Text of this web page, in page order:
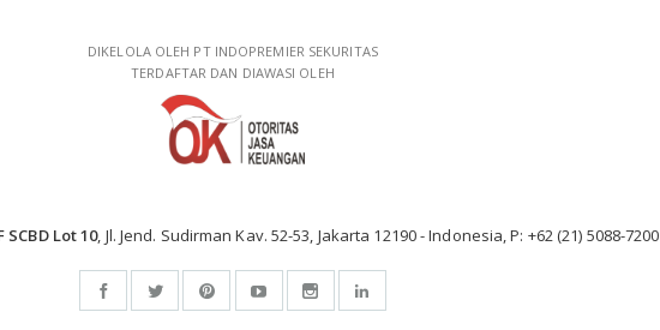
DIKELOLA OLEH PT INDOPREMIER SEKURITAS
TERDAFTAR DAN DIAWASI OLEH
Lot 10, Jl. Jend. Sudirman Kav. 52-53, Jakarta 12190 - Indonesia, P: +62 (21) 5088-7200